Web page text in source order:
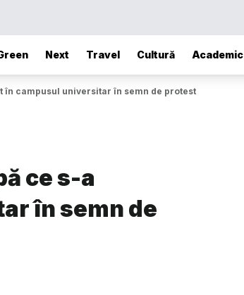
Next Travel Cultură Academic
în campusul universitar în semn de protest
ce s-a
în semn de